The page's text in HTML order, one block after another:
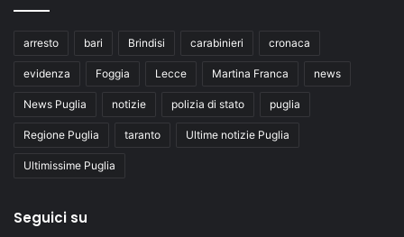
arresto bari Brindisi carabinieri cronaca
evidenza Foggia Lecce Martina Franca news
News Puglia notizie polizia di stato puglia
Regione Puglia taranto Ultime notizie Puglia
Ultimissime Puglia
Seguici su